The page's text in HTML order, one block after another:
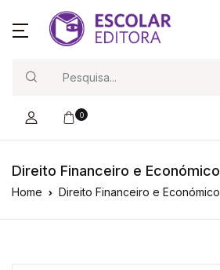
0
Direito Financeiro e Económico
Home Direito Financeiro e Económico